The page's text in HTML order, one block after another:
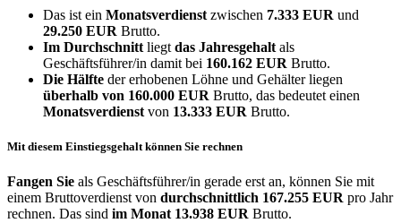
Das ist ein Monatsverdienst zwischen 7.333 EUR und
29.250 EUR Brutto.
Im Durchschnitt liegt das Jahresgehalt als
Geschäftsführer/in damit bei 160.162 EUR Brutto.
Die Hälfte der erhobenen Löhne und Gehälter liegen
überhalb von 160.000 EUR Brutto, das bedeutet einen
Monatsverdienst von 13.333 EUR Brutto.
Mit diesem Einstiegsgehalt können Sie rechnen
Fangen Sie als Geschäftsführer/in gerade erst an, können Sie mit
einem Bruttoverdienst von durchschnittlich 167.255 EUR pro Jahr
rechnen. Das sind im Monat 13.938 EUR Brutto.